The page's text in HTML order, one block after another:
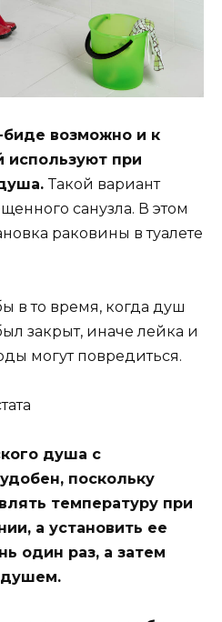
возможно и к
используют при
Такой вариант
санузла. В этом
раковины в туалете
в то время, когда душ
закрыт, иначе лейка и
могут повредиться.
душа с
поскольку
температуру при
а установить ее
один раз, а затем
душем.